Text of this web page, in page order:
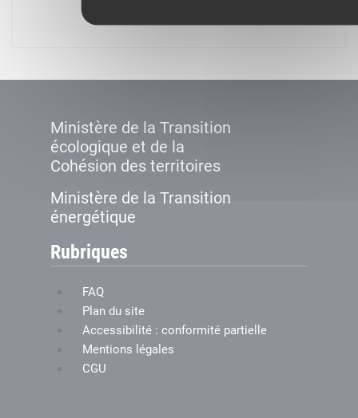
Ministère de la Transition
écologique et de la
Cohésion des territoires
Ministère de la Transition
énergétique
Rubriques
FAQ
Plan du site
Accessibilité : conformité partielle
Mentions légales
CGU